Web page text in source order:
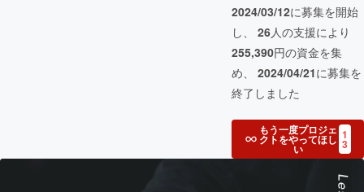
2024/03/12に募集を開始
し、 26人の支援により
255,390円の資金を集
め、 2024/04/21に募集を
終了しました
もう一度プロジェ
クトをやってほし
い
1
3